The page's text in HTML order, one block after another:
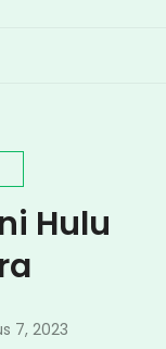
Hulu
7, 2023